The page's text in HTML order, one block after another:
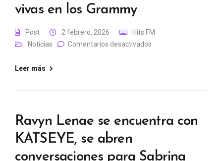
vivas en los Grammy
Post 2 febrero, 2026
Hits FM
Noticias
Comentarios desactivados
Leer más
Ravyn Lenae se encuentra con
KATSEYE, se abren
conversaciones para Sabrina